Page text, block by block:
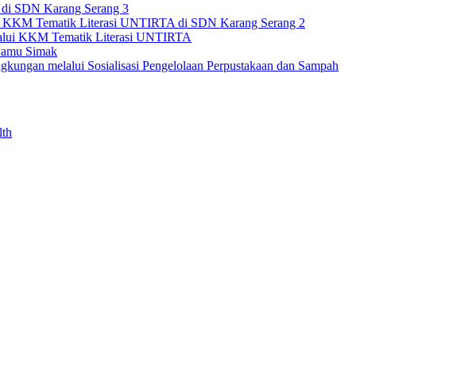
SDN Karang Serang 3
Tematik Literasi UNTIRTA di SDN Karang Serang 2
KKM Tematik Literasi UNTIRTA
Simak
melalui Sosialisasi Pengelolaan Perpustakaan dan Sampah